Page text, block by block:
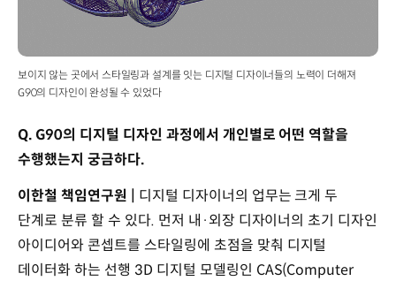
보이지 않는 곳에서 스타일링과 설계를 잇는 디지털 디자이너들의 노력이 더해져
G90의 디자인이 완성될 수 있었다
Q. G90의 디지털 디자인 과정에서 개인별로 어떤 역할을
수행했는지 궁금하다.
이한철 책임연구원 | 디지털 디자이너의 업무는 크게 두
단계로 분류 할 수 있다. 먼저 내·외장 디자이너의 초기 디자인
아이디어와 콘셉트를 스타일링에 초점을 맞춰 디지털
데이터화 하는 선행 3D 디지털 모델링인 CAS(Computer